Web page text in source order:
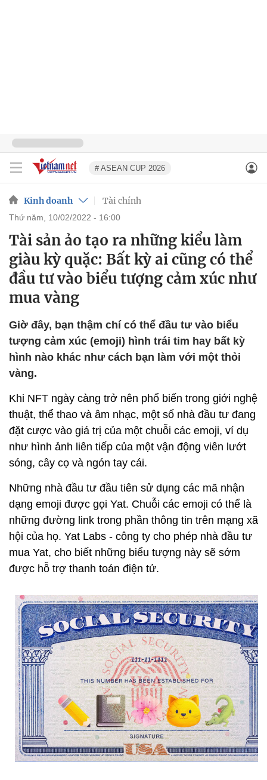
# ASEAN CUP 2026
Kinh doanh Tài chính
thứ năm, 10/02/2022 - 16:00
Tài sản ảo tạo ra những kiểu làm
giàu kỳ quặc: Bất kỳ ai cũng có thể
đầu tư vào biểu tượng cảm xúc như
mua vàng
Giờ đây, bạn thậm chí có thể đầu tư vào biểu
tượng cảm xúc (emoji) hình trái tim hay bất kỳ
hình nào khác như cách bạn làm với một thỏi
vàng.
Khi NFT ngày càng trở nên phổ biến trong giới nghệ
thuật, thể thao và âm nhạc, một số nhà đầu tư đang
đặt cược vào giá trị của một chuỗi các emoji, ví dụ
như hình ảnh liên tiếp của một vận động viên lướt
sóng, cây cọ và ngón tay cái.
Những nhà đầu tư đầu tiên sử dụng các mã nhận
dạng emoji được gọi Yat. Chuỗi các emoji có thể là
những đường link trong phần thông tin trên mạng xã
hội của họ. Yat Labs - công ty cho phép nhà đầu tư
mua Yat, cho biết những biểu tượng này sẽ sớm
được hỗ trợ thanh toán điện tử.